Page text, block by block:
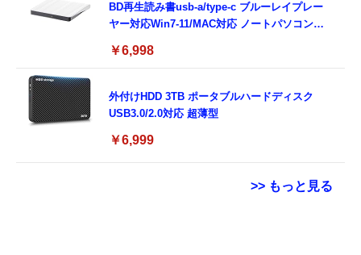
BD再生読み書usb-a/type-c ブルーレイプレー
ヤー対応Win7-11/MAC対応 ノートパソコン対
￥6,998
外付けHDD 3TB ポータブルハードディスク
USB3.0/2.0対応 超薄型
￥6,999
>> もっと見る